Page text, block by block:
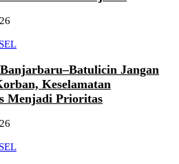
Jangan
Keselamatan
Menjadi Prioritas